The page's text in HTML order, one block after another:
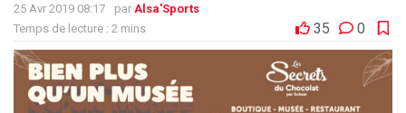
25 Avr 2019 08:17 par Alsa'Sports
Temps de lecture : 2 mins
35 0